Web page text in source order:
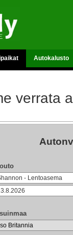
Autokalusto
verrata